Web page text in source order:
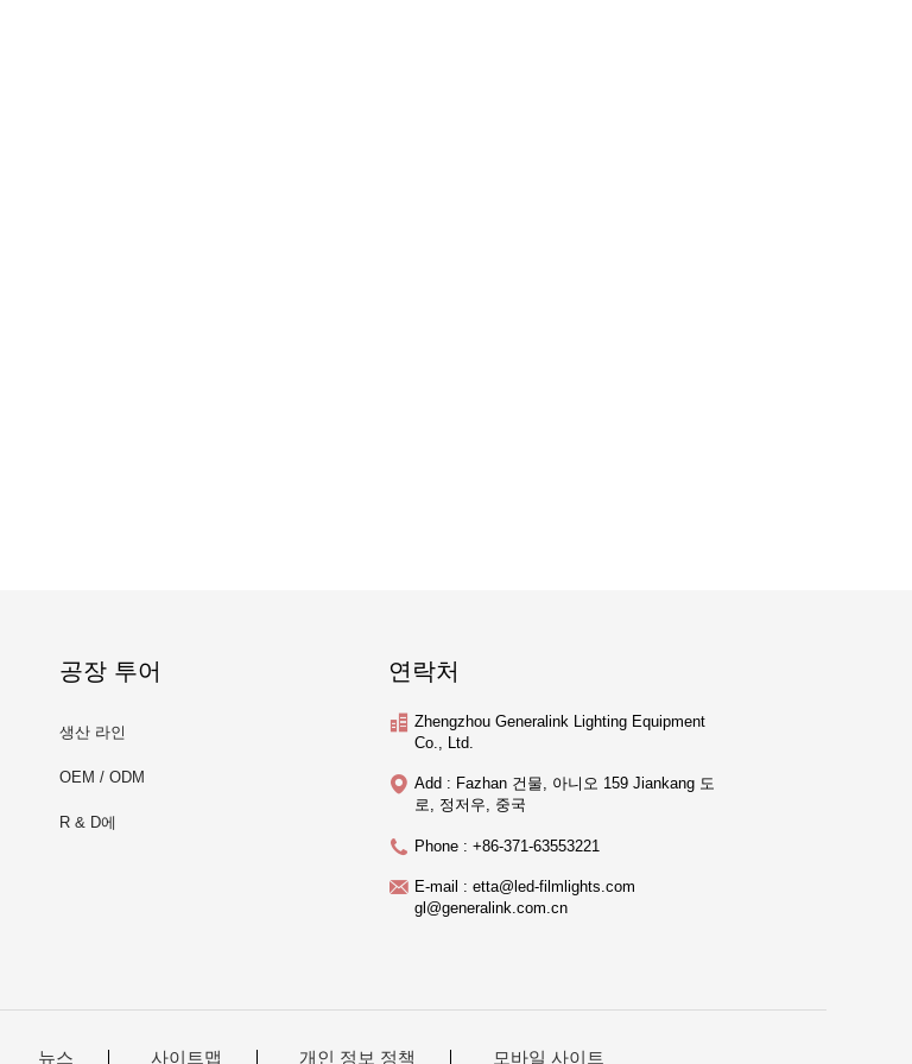
공장 투어
생산 라인
OEM / ODM
R & D에
연락처
Zhengzhou Generalink Lighting Equipment
Co., Ltd.
Add : Fazhan 건물, 아니오 159 Jiankang 도
로, 정저우, 중국
Phone : +86-371-63553221
E-mail : etta@led-filmlights.com
gl@generalink.com.cn
뉴스 사이트맵 개인 정보 정책 모바일 사이트